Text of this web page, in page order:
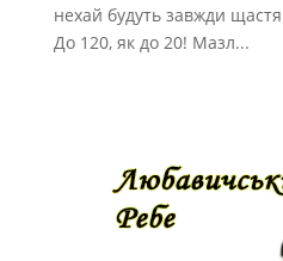
нехай будуть завжди щастя
До 120, як до 20! Мазл...